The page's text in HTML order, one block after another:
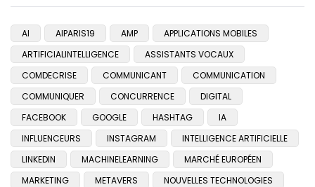
AI AIPARIS19 AMP
APPLICATIONS MOBILES
ARTIFICIALINTELLIGENCE
ASSISTANTS VOCAUX
COMDECRISE
COMMUNICANT
COMMUNICATION
COMMUNIQUER
CONCURRENCE
DIGITAL
FACEBOOK
GOOGLE HASHTAG
IA
INFLUENCEURS
INSTAGRAM
INTELLIGENCE ARTIFICIELLE
LINKEDIN
MACHINELEARNING
MARCHÉ EUROPÉEN
MARKETING
METAVERS
NOUVELLES TECHNOLOGIES